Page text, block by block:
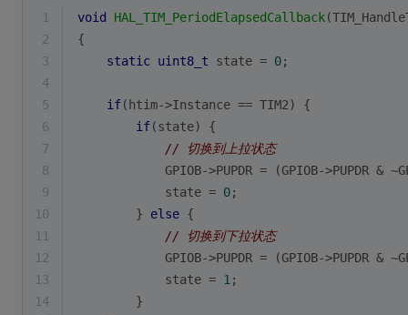
1 void HAL_TIM_PeriodElapsedCallback
2
{
3
static uint8_t state = 0;
4
5
if(htim->Instance == TIM2) {
6
if(state) {
7
// 切换到上拉状态
8
GPIOB->PUPDR = (GPIOB->PUPDR &
9
            state =
0;
10
        }
else {
11
// 切换到下拉状态
12
GPIOB->PUPDR = (GPIOB->PUPDR &
13
            state =
1 ;
14
        }